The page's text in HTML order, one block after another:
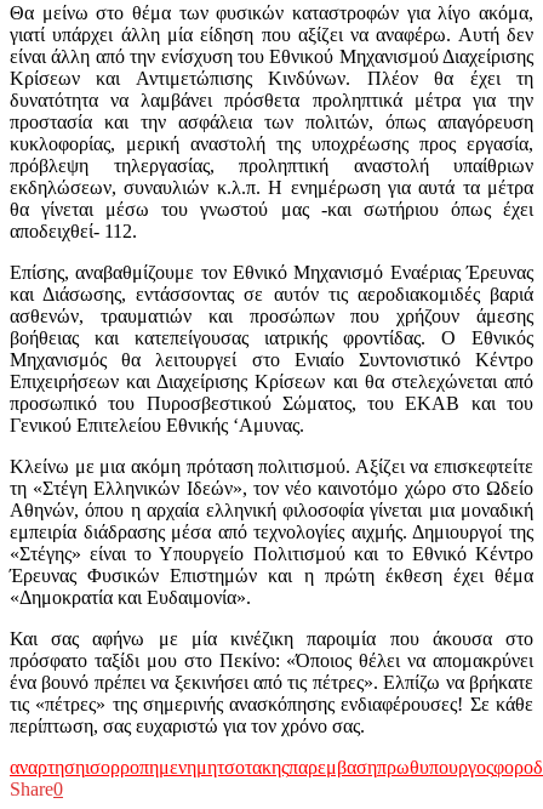
Θα μείνω στο θέμα των φυσικών καταστροφών για λίγο ακόμα,
γιατί υπάρχει άλλη μία είδηση που αξίζει να αναφέρω. Αυτή δεν
είναι άλλη από την ενίσχυση του Εθνικού Μηχανισμού Διαχείρισης
Κρίσεων και Αντιμετώπισης Κινδύνων. Πλέον θα έχει τη
δυνατότητα να λαμβάνει πρόσθετα προληπτικά μέτρα για την
προστασία και την ασφάλεια των πολιτών, όπως απαγόρευση
κυκλοφορίας, μερική αναστολή της υποχρέωσης προς εργασία,
πρόβλεψη τηλεργασίας, προληπτική αναστολή υπαίθριων
εκδηλώσεων, συναυλιών κ.λ.π. Η ενημέρωση για αυτά τα μέτρα
θα γίνεται μέσω του γνωστού μας -και σωτήριου όπως έχει
αποδειχθεί- 112.
Επίσης, αναβαθμίζουμε τον Εθνικό Μηχανισμό Εναέριας Έρευνας
και Διάσωσης, εντάσσοντας σε αυτόν τις αεροδιακομιδές βαριά
ασθενών, τραυματιών και προσώπων που χρήζουν άμεσης
βοήθειας και κατεπείγουσας ιατρικής φροντίδας. Ο Εθνικός
Μηχανισμός θα λειτουργεί στο Ενιαίο Συντονιστικό Κέντρο
Επιχειρήσεων και Διαχείρισης Κρίσεων και θα στελεχώνεται από
προσωπικό του Πυροσβεστικού Σώματος, του ΕΚΑΒ και του
Γενικού Επιτελείου Εθνικής ‘Αμυνας.
Κλείνω με μια ακόμη πρόταση πολιτισμού. Αξίζει να επισκεφτείτε
τη «Στέγη Ελληνικών Ιδεών», τον νέο καινοτόμο χώρο στο Ωδείο
Αθηνών, όπου η αρχαία ελληνική φιλοσοφία γίνεται μια μοναδική
εμπειρία διάδρασης μέσα από τεχνολογίες αιχμής. Δημιουργοί της
«Στέγης» είναι το Υπουργείο Πολιτισμού και το Εθνικό Κέντρο
Έρευνας Φυσικών Επιστημών και η πρώτη έκθεση έχει θέμα
«Δημοκρατία και Ευδαιμονία».
Και σας αφήνω με μία κινέζικη παροιμία που άκουσα στο
πρόσφατο ταξίδι μου στο Πεκίνο: «Όποιος θέλει να απομακρύνει
ένα βουνό πρέπει να ξεκινήσει από τις πέτρες». Ελπίζω να βρήκατε
τις «πέτρες» της σημερινής ανασκόπησης ενδιαφέρουσες! Σε κάθε
περίπτωση, σας ευχαριστώ για τον χρόνο σας.
αναρτησηισορροπημενημητσοτακηςπαρεμβασηπρωθυπουργος
Share0